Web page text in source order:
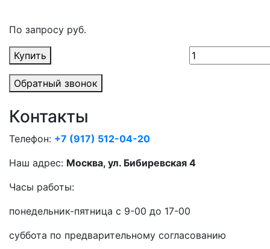
По запросу руб.
Купить
Обратный звонок
Контакты
Телефон: +7 (917) 512-04-20
Наш адрес: Москва, ул. Бибиревская 4
Часы работы:
понедельник-пятница с 9-00 до 17-00
суббота по предварительному согласованию